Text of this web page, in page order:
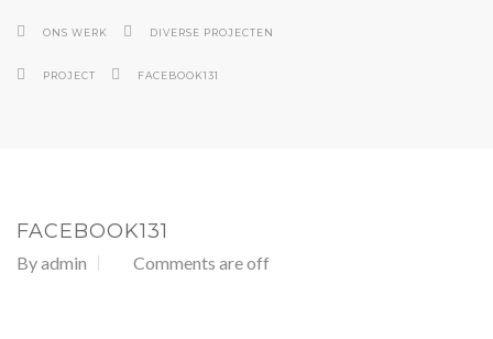
ONS WERK DIVERSE PROJECTEN
PROJECT FACEBOOK131
FACEBOOK131
Byadmin Comments are off